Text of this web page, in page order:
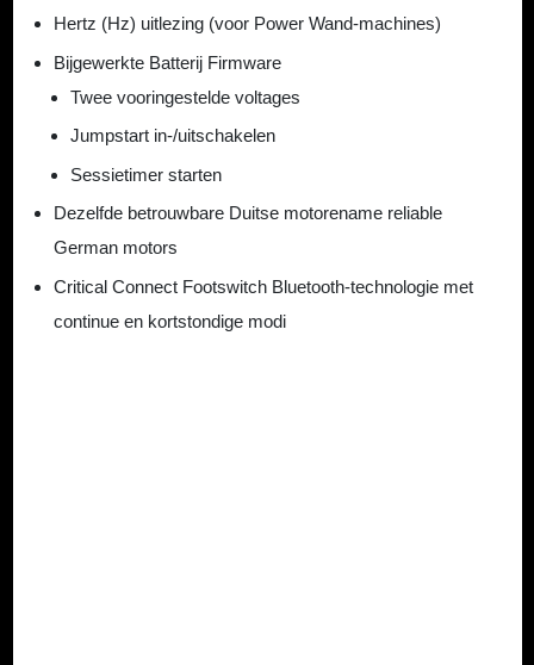
Hertz (Hz) uitlezing (voor Power Wand-machines)
Bijgewerkte Batterij Firmware
Twee vooringestelde voltages
Jumpstart in-/uitschakelen
Sessietimer starten
Dezelfde betrouwbare Duitse motorename reliable
German motors
Critical Connect Footswitch Bluetooth-technologie met
continue en kortstondige modi